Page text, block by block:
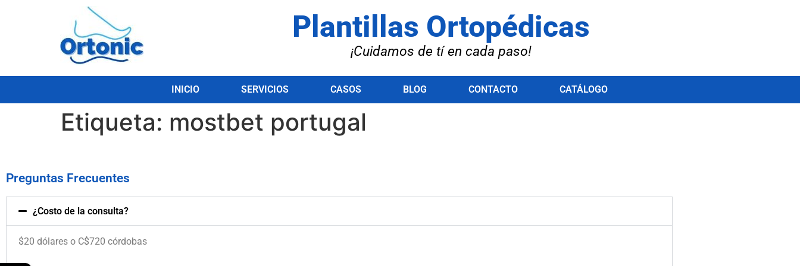
Plantillas Ortopédicas
¡Cuidamos de tí en cada paso!
INICIO SERVICIOS CASOS BLOG CONTACTO CATÁLOGO
Etiqueta: mostbet portugal
Preguntas Frecuentes
¿Costo de la consulta?
$20 dólares o C$720 córdobas